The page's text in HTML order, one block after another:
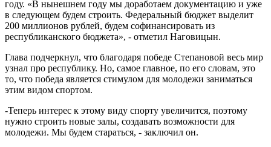
году. «В нынешнем году мы доработаем документацию и уже
в следующем будем строить. Федеральный бюджет выделит
200 миллионов рублей, будем софинансировать из
республиканского бюджета», - отметил Наговицын.
Глава подчеркнул, что благодаря победе Степановой весь мир
узнал про республику. Но, самое главное, по его словам, это
то, что победа является стимулом для молодежи заниматься
этим видом спортом.
-Теперь интерес к этому виду спорту увеличится, поэтому
нужно строить новые залы, создавать возможности для
молодежи. Мы будем стараться, - заключил он.